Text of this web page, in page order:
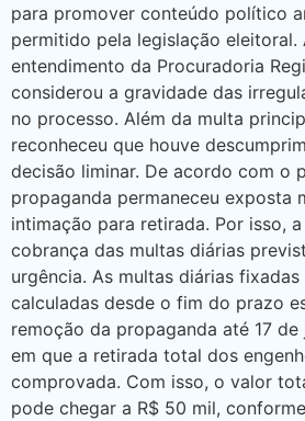
para promover conteúdo político
permitido pela legislação eleitoral.
entendimento da Procuradoria
considerou a gravidade das
no processo. Além da multa
reconheceu que houve
decisão liminar. De acordo com o
propaganda permaneceu exposta
intimação para retirada. Por isso,
cobrança das multas diárias
urgência. As multas diárias
calculadas desde o fim do prazo
remoção da propaganda até 17
em que a retirada total dos
comprovada. Com isso, o valor
pode chegar a R$ 50 mil,